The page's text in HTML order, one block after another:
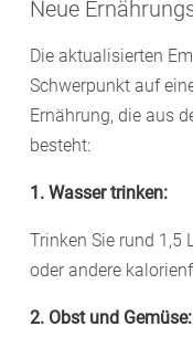
Neue
Die aktualisierten
Schwerpunkt auf
Ernährung, die aus
besteht:
1. Wasser trinken:
Trinken Sie rund 1,5
oder andere
2. Obst und Gemüse: